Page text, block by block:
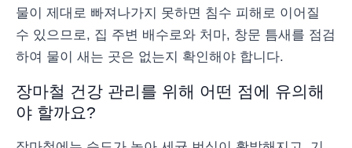
물이 제대로 빠져나가지 못하면 침수 피해로 이어질
수 있으므로, 집 주변 배수로와 처마, 창문 틈새를 점검
하여 물이 새는 곳은 없는지 확인해야 합니다.
장마철 건강 관리를 위해 어떤 점에 유의해
야 할까요?